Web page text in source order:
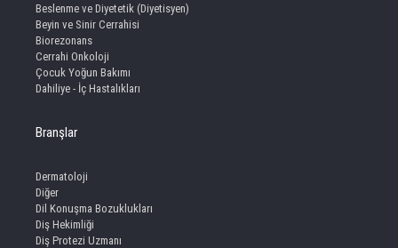
Beslenme ve Diyetetik (Diyetisyen)
Beyin ve Sinir Cerrahisi
Biorezonans
Cerrahi Onkoloji
Çocuk Yoğun Bakımı
Dahiliye - İç Hastalıkları
Branşlar
Dermatoloji
Diğer
Dil Konuşma Bozuklukları
Diş Hekimliği
Diş Protezi Uzmanı